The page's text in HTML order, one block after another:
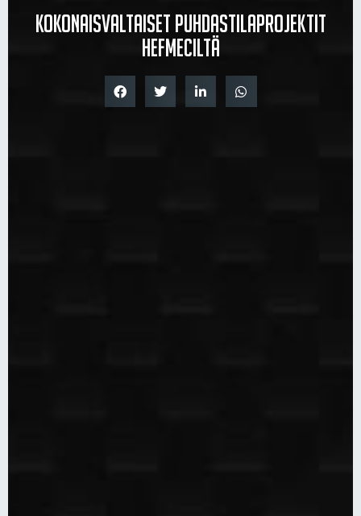
Kokonaisvaltaiset puhdastilaprojektit
Hefmeciltä